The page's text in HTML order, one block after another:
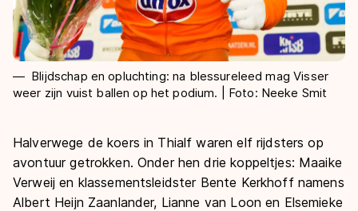
Blijdschap en opluchting: na blessureleed mag Visser
weer zijn vuist ballen op het podium. | Foto: Neeke Smit
Halverwege de koers in Thialf waren elf rijdsters op
avontuur getrokken. Onder hen drie koppeltjes: Maaike
Verweij en klassementsleidster Bente Kerkhoff namens
Albert Heijn Zaanlander, Lianne van Loon en Elsemieke